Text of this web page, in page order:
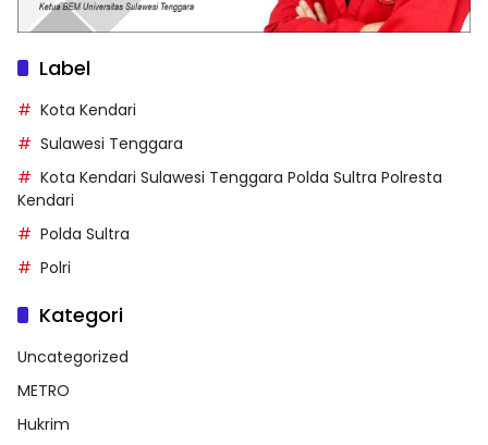
Label
Kota Kendari
Sulawesi Tenggara
Kota Kendari Sulawesi Tenggara Polda Sultra Polresta
Kendari
Polda Sultra
Polri
Kategori
Uncategorized
METRO
Hukrim